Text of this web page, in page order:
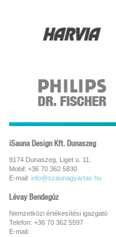
iSauna Design Kft. Dunaszeg
9174 Dunaszeg, Liget u. 11.
Mobil: +36 70 362 5830
E-mail: info@szaunagyartas.hu
Lévay Bendegúz
Nemzetközi értékesítési igazgató
Telefon: +36 70 362 5597
E-mail: